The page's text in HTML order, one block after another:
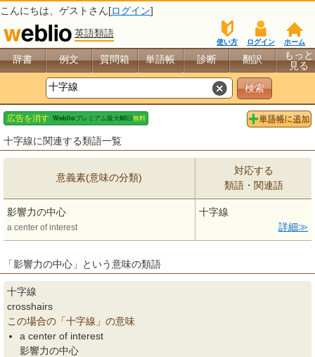
こんにちは、 ゲスト さん[ログイン]
英語類語
ホーム
ログイン
使い方
辞書 例文 質問箱 単語帳 診断 翻訳
もっと
見る
十字線に関連する類語一覧
意義素(意味の分類)
対応する
類語・関連語
影響力の中心
a center of interest
十字線
詳細
「影響力の中心」という意味の類語
十字線
crosshairs
この場合の「十字線」の意味
a center of interest
影響力の中心